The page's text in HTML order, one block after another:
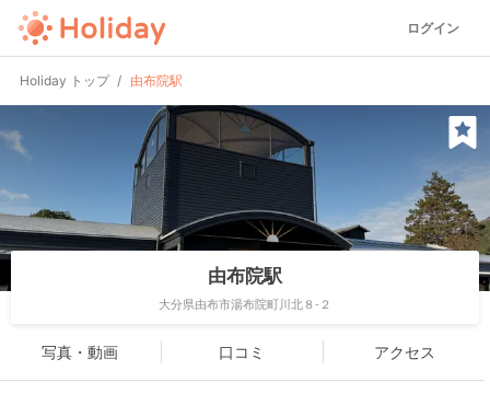
ログイン
Holiday トップ 由布院駅
由布院駅
大分県由布市湯布院町川北８-２
写真・動画 口コミ アクセス